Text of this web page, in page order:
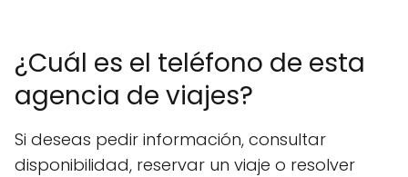
¿Cuál es el teléfono de esta
agencia de viajes?
Si deseas pedir información, consultar
disponibilidad, reservar un viaje o resolver